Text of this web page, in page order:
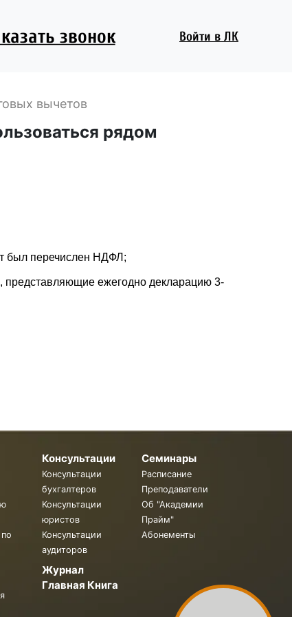
звонок Войти в ЛК
вычетов
рядом
был перечислен НДФЛ;
ежегодно декларацию 3-
Консультации
Консультации
бухгалтеров
Консультации
юристов
Консультации
аудиторов
Журнал
Главная Книга
Семинары
Расписание
Преподаватели
Об "Академии
Прайм"
Абонементы